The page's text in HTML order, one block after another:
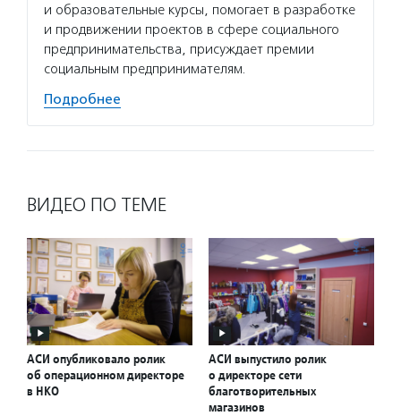
и образовательные курсы, помогает в разработке
и продвижении проектов в сфере социального
предпринимательства, присуждает премии
социальным предпринимателям.
Подробнее
ВИДЕО ПО ТЕМЕ
АСИ опубликовало ролик
об операционном директоре
в НКО
АСИ выпустило ролик
о директоре сети
благотворительных
магазинов